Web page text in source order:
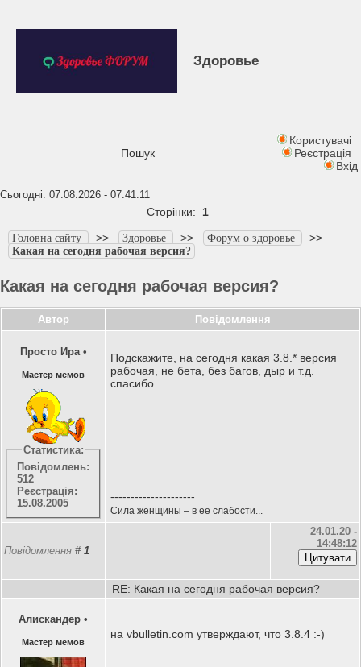
Здоровье
Пошук
Користувачі
Реєстрація
Вхід
Сьогодні: 07.08.2026 - 07:41:11
Сторінки: 1
Головна сайту >> Здоровье >> Форум о здоровье >>
Какая на сегодня рабочая версия?
Какая на сегодня рабочая версия?
Автор Повідомлення
Просто Ира •
Мастер мемов
Статистика:
Повідомлень:
512
Реєстрація:
15.08.2005
Подскажите, на сегодня какая 3.8.* версия
рабочая, не бета, без багов, дыр и т.д.
спасибо
---------------------
Сила женщины – в ее слабости...
Повідомлення # 1
24.01.20 -
14:48:12
RE: Какая на сегодня рабочая версия?
Алискандер •
Мастер мемов
на vbulletin.com утверждают, что 3.8.4 :-)